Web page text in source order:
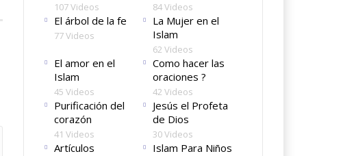
107 Videos 84 Videos
El árbol de la fe
77 Videos
La Mujer en el
Islam
62 Videos
El amor en el
Islam
45 Videos
Como hacer las
oraciones ?
42 Videos
Purificación del
corazón
41 Videos
Jesús el Profeta
de Dios
30 Videos
Artículos Islam Para Niños